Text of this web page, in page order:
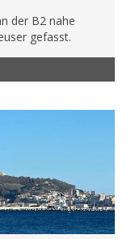
der B2 nahe
gefasst.